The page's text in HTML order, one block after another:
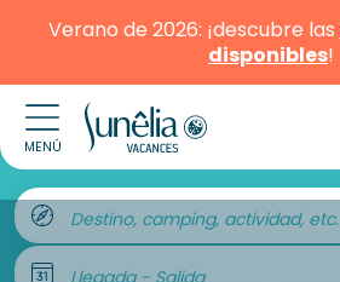
Verano de 2026: ¡descubre las
disponibles!
MENÚ
Destino, camping, actividad, etc.
Llegada - Salida